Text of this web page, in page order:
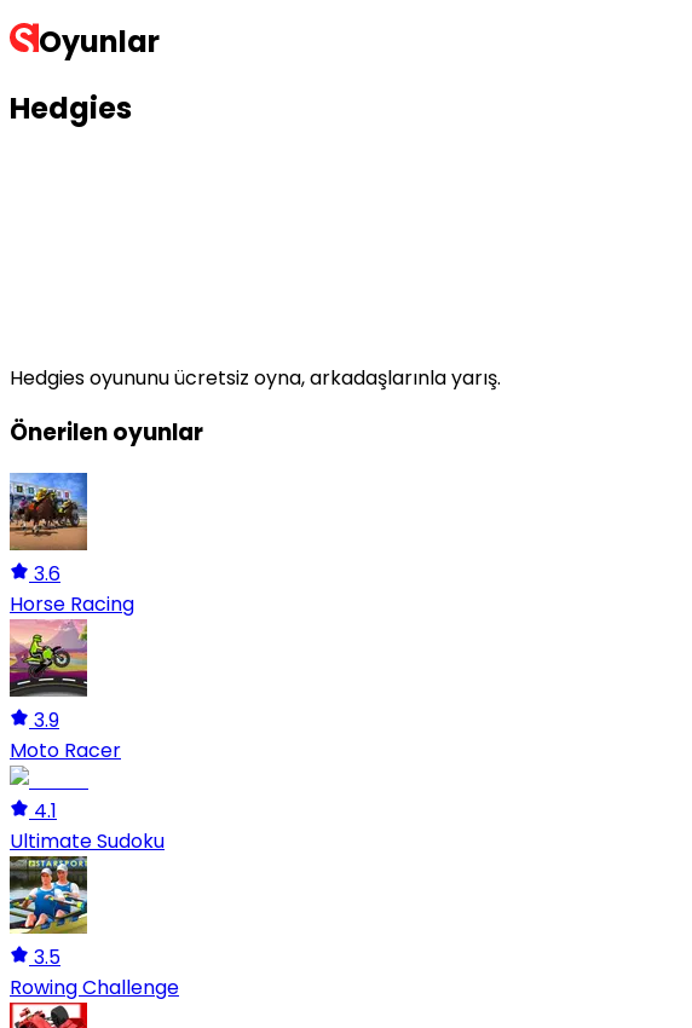
Oyunlar
Hedgies
Hedgiesoyununu ücretsiz oyna, arkadaşlarınla yarış.
Önerilen oyunlar
3.6
Horse Racing
3.9
Moto Racer
4.1
Ultimate Sudoku
3.5
Rowing Challenge